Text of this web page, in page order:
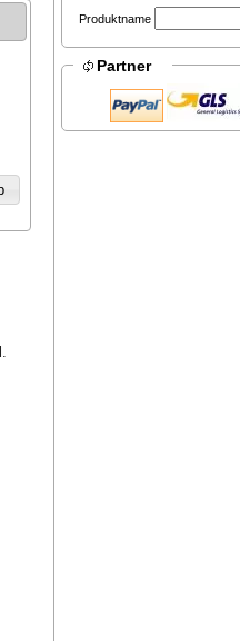
Produktname
Partner